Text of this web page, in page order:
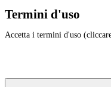
Termini d'uso
Accetta i termini d'uso